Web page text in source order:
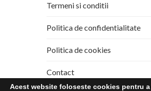
Termeni si conditii
Politica de confidentialitate
Politica de cookies
Contact
Acest website foloseste cookies pentru a